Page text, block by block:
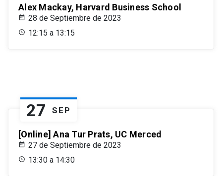
Alex Mackay, Harvard Business School
28 de Septiembre de 2023
12:15 a 13:15
27 SEP
[Online] Ana Tur Prats, UC Merced
27 de Septiembre de 2023
13:30 a 14:30